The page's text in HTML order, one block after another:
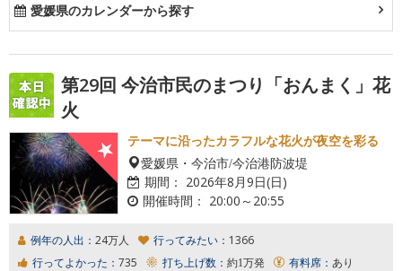
愛媛県のカレンダーから探す
第29回 今治市民のまつり「おんまく」花
火
テーマに沿ったカラフルな花火が夜空を彩る
愛媛県・今治市/今治港防波堤
期間： 2026年8月9日(日)
開催時間： 20:00～20:55
例年の人出： 24万人 行ってみたい： 1366
行ってよかった： 735 打ち上げ数： 約1万発 有料席： あり